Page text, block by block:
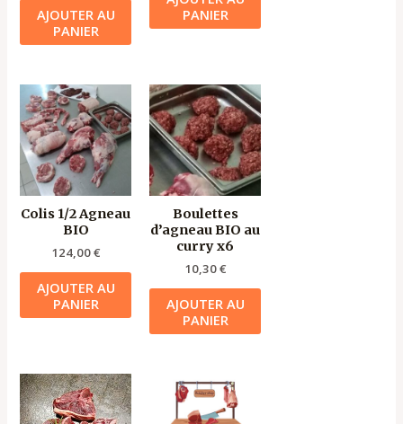
AJOUTER AU
PANIER
PANIER
Colis 1/2 Agneau
BIO
124,00€
AJOUTER AU
PANIER
Boulettes
d’agneau BIO au
curry x6
10,30€
AJOUTER AU
PANIER